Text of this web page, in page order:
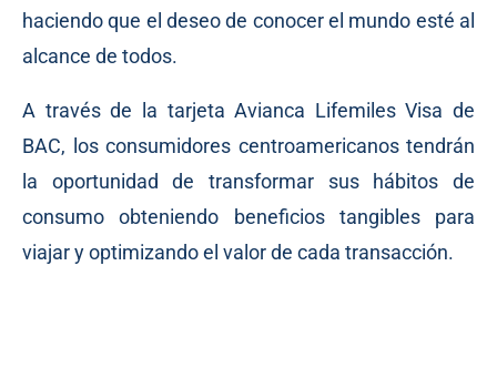
haciendo que el deseo de conocer el mundo esté al
alcance de todos.
A través de la tarjeta Avianca Lifemiles Visa de
BAC, los consumidores centroamericanos tendrán
la oportunidad de transformar sus hábitos de
consumo obteniendo beneficios tangibles para
viajar y optimizando el valor de cada transacción.